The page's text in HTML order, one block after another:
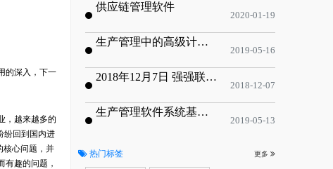
的深入，下一
，越来越多的
纷回到国内进
核心问题，并
趣的问题，
供应链管理软件
2020-01-19
生产管理中的高级计划与排程优化
2019-05-16
2018年12月7日 强强联手，共同推进电子器件领域APS应用典范 风华高科生产自动化工业互联网应用项目-APS项目启动会
2018-12-07
生产管理软件系统基于信息化的解决方案
2019-05-13
热门标签 更多